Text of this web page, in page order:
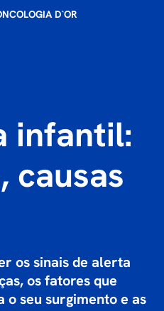
D`OR
infantil:
causas
os sinais de alerta
os fatores que
seu surgimento e as